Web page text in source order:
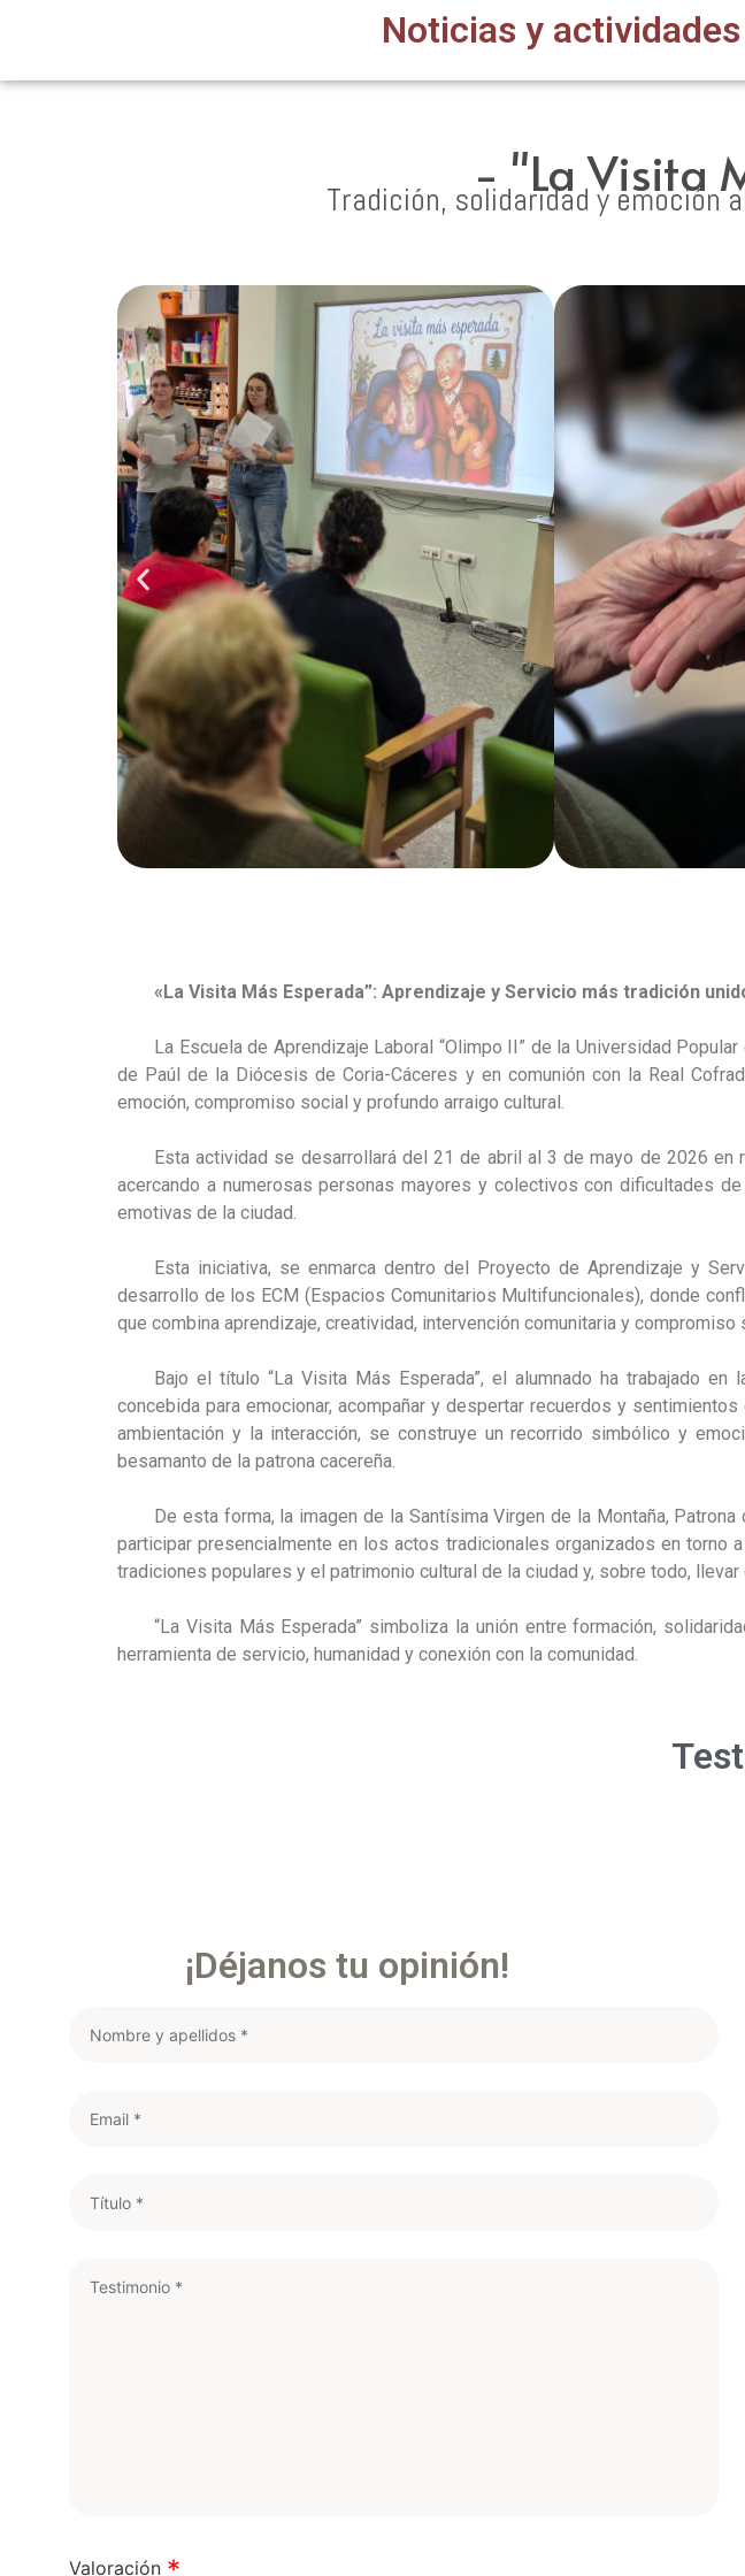
Noticias y actividades
- "La Visita
Tradición, solidaridad y emoción
«La Visita Más Esperada”: Aprendizaje y Servicio más tradición
La Escuela de Aprendizaje Laboral “Olimpo II” de la Universidad
de Paúl de la Diócesis de Coria-Cáceres y en comunión con la Real
emoción, compromiso social y profundo arraigo cultural.
Esta actividad se desarrollará del21 de abril al3 de mayo de 2026 en
acercando a numerosas personas mayores y colectivos con dificultades
emotivas de la ciudad.
Esta iniciativa, se enmarca dentro del Proyecto de Aprendizaje y
desarrollo de los ECM (Espacios Comunitarios Multifuncionales), donde
que combina aprendizaje, creatividad, intervención comunitaria y compromiso
Bajo el título “La Visita Más Esperada”, el alumnado ha trabajado
concebida para emocionar, acompañar y despertar recuerdos y
ambientación y la interacción, se construye un recorrido simbólico y
besamanto de la patrona cacereña.
De esta forma, la imagen de la Santísima Virgen de la Montaña,
participar presencialmente en los actos tradicionales organizados en torno
tradiciones populares y el patrimonio cultural de la ciudad y, sobre todo,
“La Visita Más Esperada” simboliza la unión entre formación,
herramienta de servicio, humanidad y conexión con la comunidad.
¡Déjanos tu opinión!
Valoración